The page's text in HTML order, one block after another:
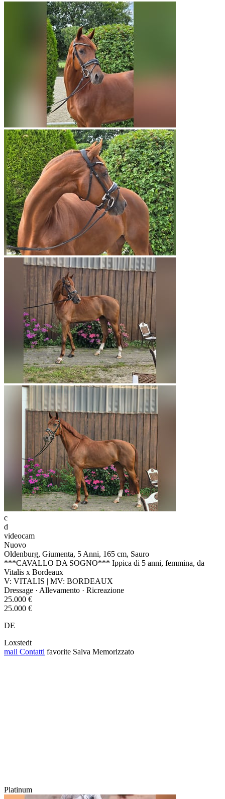
c
d
videocam
Nuovo
Oldenburg, Giumenta, 5 Anni, 165 cm, Sauro
***CAVALLO DA SOGNO*** Ippica di 5 anni, femmina, da
Vitalis x Bordeaux
V: VITALIS | MV: BORDEAUX
Dressage · Allevamento · Ricreazione
25.000 €
25.000 €
DE
Loxstedt
mail Contatti favorite Salva Memorizzato
Platinum